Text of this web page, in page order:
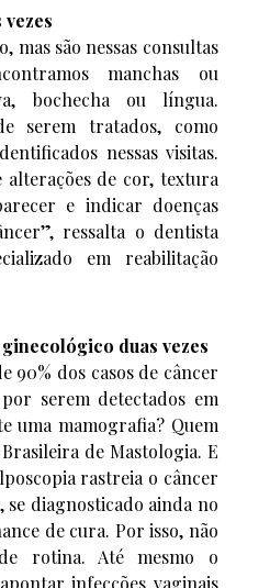
mas são nessas consultas
manchas ou
bochecha ou língua.
serem tratados, como
nessas visitas.
alterações de cor, textura
e indicar doenças
ressalta o dentista
em reabilitação
duas vezes
90% dos casos de câncer
serem detectados em
uma mamografia? Quem
de Mastologia. E
rastreia o câncer
se diagnosticado ainda no
de cura. Por isso, não
rotina. Até mesmo o